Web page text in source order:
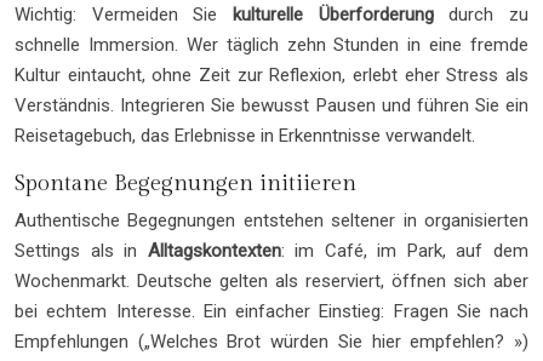
Wichtig: Vermeiden Sie kulturelle Überforderungdurch zu
schnelle Immersion. Wer täglich zehn Stunden in eine fremde
Kultur eintaucht, ohne Zeit zur Reflexion, erlebt eher Stress als
Verständnis. Integrieren Sie bewusst Pausen und führen Sie ein
Reisetagebuch, das Erlebnisse in Erkenntnisse verwandelt.
Spontane Begegnungen initiieren
Authentische Begegnungen entstehen seltener in organisierten
Settings als in Alltagskontexten: im Café, im Park, auf dem
Wochenmarkt. Deutsche gelten als reserviert, öffnen sich aber
bei echtem Interesse. Ein einfacher Einstieg: Fragen Sie nach
Empfehlungen („Welches Brot würden Sie hier empfehlen? »)